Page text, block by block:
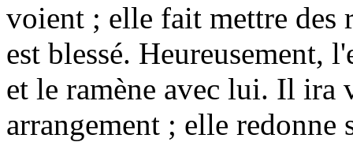
voient ; elle fait mettre des
est blessé. Heureusement,
et le ramène avec lui. Il ira
arrangement ; elle redonne